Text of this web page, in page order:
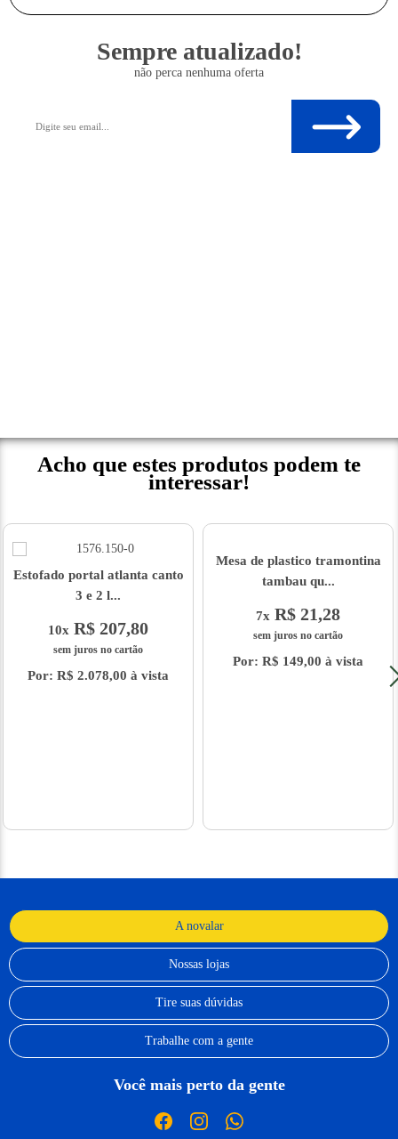
Sempre atualizado!
não perca nenhuma oferta
Acho que estes produtos podem te
interessar!
Estofado portal atlanta canto
3 e 2 l...
10x R$ 207,80
sem juros no cartão
Por: R$ 2.078,00 à vista
Mesa de plastico tramontina
tambau qu...
7x R$ 21,28
sem juros no cartão
Por: R$ 149,00 à vista
A novalar
Nossas lojas
Tire suas dúvidas
Trabalhe com a gente
Você mais perto da gente